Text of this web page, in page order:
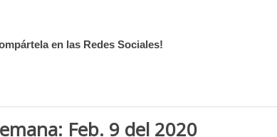
en las Redes Sociales!
Feb. 9 del 2020